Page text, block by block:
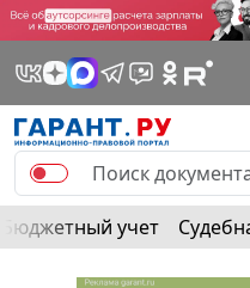
Бюджетный учет